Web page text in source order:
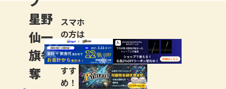
星野
仙一
旗争
奪
スマホ
の方は
LINE登
録がお
すす
め！